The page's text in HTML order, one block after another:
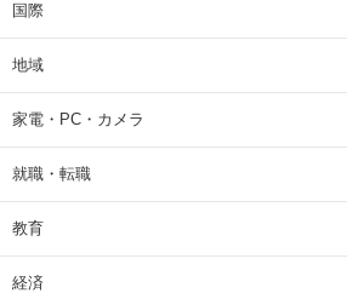
国際
地域
家電・PC・カメラ
就職・転職
教育
経済